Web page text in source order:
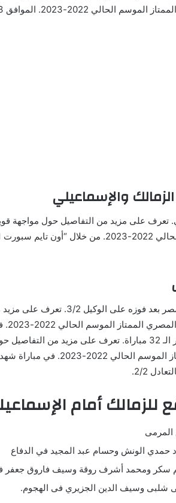
2023. الموافق 13 مايو الساعة 7 مساءً.
والإسماعيلي
تعرف على مزيد من التفاصيل حول مواجهة
تأهل الزمالك لدور الـ16 من كأس مصر
قوية
بينهما على استاد القاهرة ضمن دور الـ 32 مباراة. تعرف على
الزمالك في الدوري المصري الممتاز
2/2.
للزمالك أمام
حمدي الونش وحسام عبد المجيد في الدفاع
سكر ومحمد أشرف روقة وسيف فاروق
شلبى وسيف الدين الجزيري فى الهجوم.